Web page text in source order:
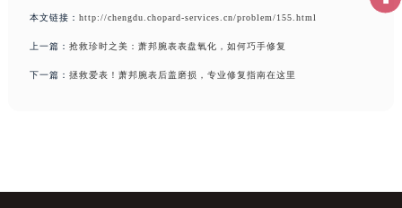
本文链接： http://chengdu.chopard-services.cn/problem/155.html
上一篇： 抢救珍时之美：萧邦腕表表盘氧化，如何巧手修复
下一篇： 拯救爱表！萧邦腕表后盖磨损，专业修复指南在这里